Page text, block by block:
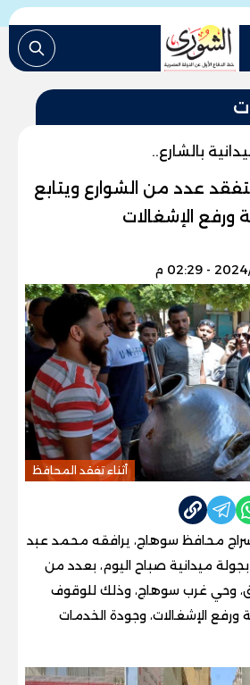
بالشارع..
عدد من الشوارع ويتابع
ورفع الإشغالات
أثناء تفقد المحافظ
سراج محافظ سوهاج، يرافقه محمد عبد
ميدانية صباح اليوم، بعدد من
وحي غرب سوهاج، وذلك للوقوف
الإشغالات، وجودة الخدمات